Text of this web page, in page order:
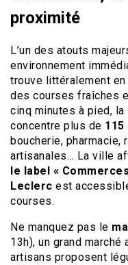
proximité
L’un des atouts
environnement
trouve littéralement
des courses fraîches
cinq minutes à pied, la
concentre plus de
boucherie, pharmacie,
artisanales… La ville
le label «
Leclerc est
courses.
Ne manquez pas le
13h), un grand
artisans proposent